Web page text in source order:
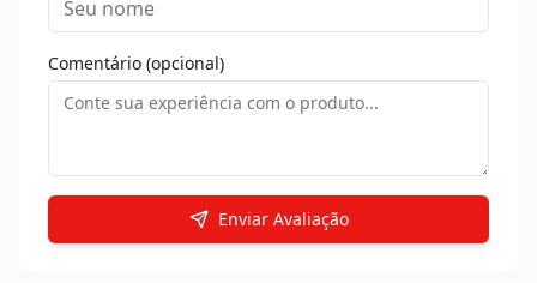
Comentário (opcional)
Enviar Avaliação